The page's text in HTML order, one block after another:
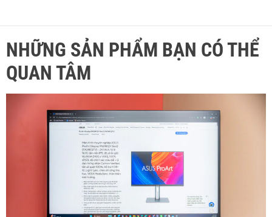
NHỮNG SẢN PHẨM BẠN CÓ THỂ
QUAN TÂM